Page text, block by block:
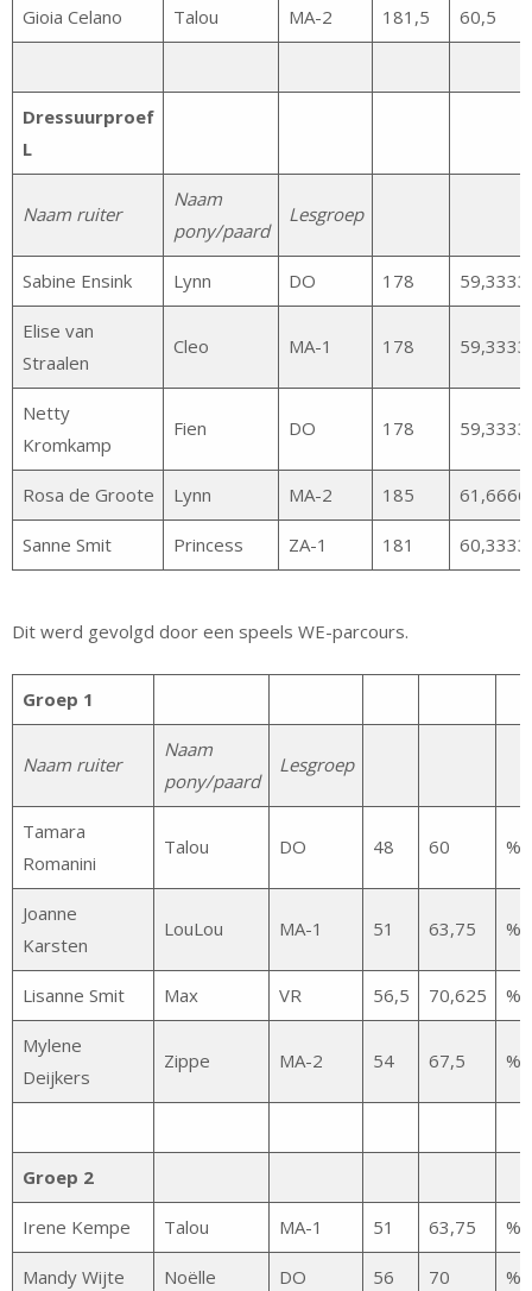
Gioia Celano Talou MA-2 181,5 60,5
Dressuurproef
L
Naam ruiter
Naam
pony/paard
Lesgroep
Sabine Ensink Lynn DO 178
Elise van
Straalen
Cleo MA-1 178
Netty
Kromkamp
Fien DO 178
Rosa de Groote Lynn MA-2 185
Sanne Smit Princess ZA-1 181
Dit werd gevolgd door een speels WE-parcours.
Groep 1
Naam ruiter
Naam
pony/paard
Lesgroep
Tamara
Romanini
Talou DO 48 60 %
Joanne
Karsten
LouLou MA-1 51 63,75 %
Lisanne Smit Max VR 56,5 70,625 %
Mylene
Deijkers
Zippe MA-2 54 67,5 %
Groep 2
Irene Kempe Talou MA-1 51 63,75 %
Mandy Wijte Noëlle DO 56 70 %